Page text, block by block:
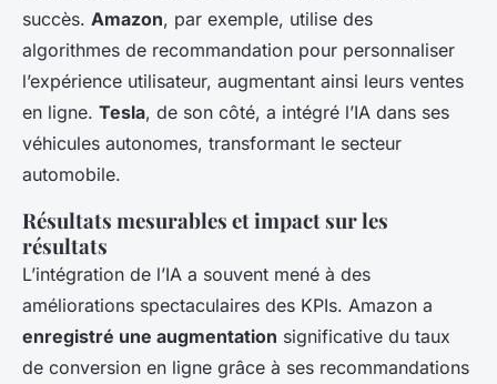
succès. Amazon, par exemple, utilise des
algorithmes de recommandation pour personnaliser
l’expérience utilisateur, augmentant ainsi leurs ventes
en ligne. Tesla, de son côté, a intégré l’IA dans ses
véhicules autonomes, transformant le secteur
automobile.
Résultats mesurables et impact sur les
résultats
L’intégration de l’IA a souvent mené à des
améliorations spectaculaires des KPIs. Amazon a
enregistré une augmentation significative du taux
de conversion en ligne grâce à ses recommandations